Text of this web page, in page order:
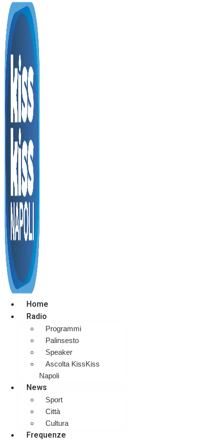
Home
Radio
Programmi
Palinsesto
Speaker
Ascolta KissKiss
Napoli
News
Sport
Città
Cultura
Frequenze